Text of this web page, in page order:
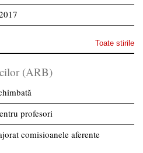
Toate stirile
(ARB)
profesori
comisioanele aferente